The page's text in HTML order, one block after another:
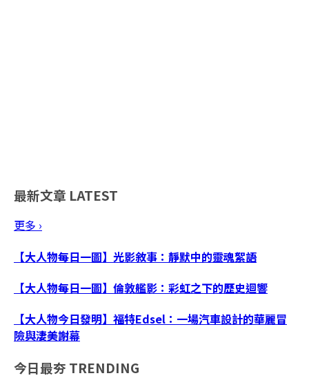
最新文章 LATEST
更多 ›
【大人物每日一圖】光影敘事：靜默中的靈魂絮語
【大人物每日一圖】倫敦艦影：彩虹之下的歷史迴響
【大人物今日發明】福特Edsel：一場汽車設計的華麗冒
險與淒美謝幕
今日最夯 TRENDING